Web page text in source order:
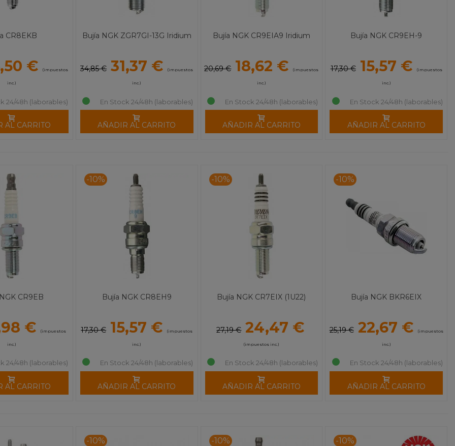
CR8EKB
€ (impuestos
inc.)
24/48h (laborables)
AL CARRITO
Bujía NGK ZGR7GI-13G Iridium
34,85 € 31,37 € (impuestos
inc.)
En Stock 24/48h (laborables)
AÑADIR AL CARRITO
Bujía NGK CR9EIA9 Iridium
20,69 € 18,62 € (impuestos
inc.)
En Stock 24/48h (laborables)
AÑADIR AL CARRITO
Bujía NGK CR9EH-9
17,30 € 15,57 € (impuestos
inc.)
En Stock 24/48h (laborables)
AÑADIR AL CARRITO
CR9EB
€ (impuestos
inc.)
24/48h (laborables)
AL CARRITO
-10%
Bujía NGK CR8EH9
17,30 € 15,57 € (impuestos
inc.)
En Stock 24/48h (laborables)
AÑADIR AL CARRITO
-10%
Bujía NGK CR7EIX (1U22)
27,19 € 24,47 €
(impuestos inc.)
En Stock 24/48h (laborables)
AÑADIR AL CARRITO
-10%
Bujía NGK BKR6EIX
25,19 € 22,67 € (impuestos
inc.)
En Stock 24/48h (laborables)
AÑADIR AL CARRITO
-10% -10% -10%